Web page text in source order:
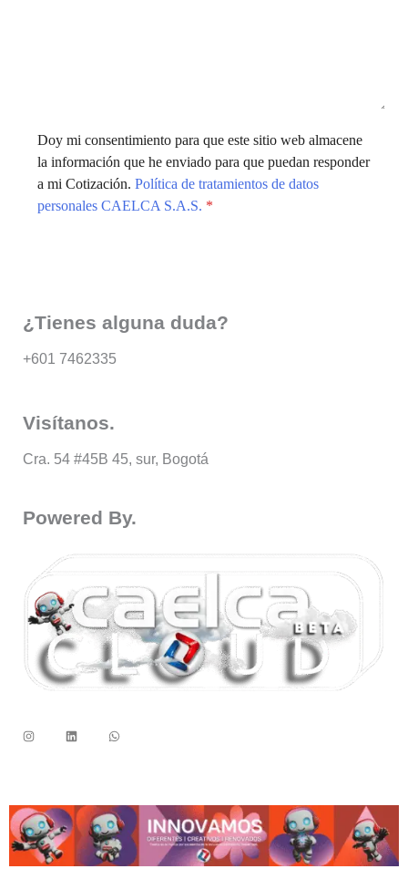
Doy mi consentimiento para que este sitio web almacene
la información que he enviado para que puedan responder
a mi Cotización. Política de tratamientos de datos
personales CAELCA S.A.S. *
¿Tienes alguna duda?
+601 7462335
Visítanos.
Cra. 54 #45B 45, sur, Bogotá
Powered By.